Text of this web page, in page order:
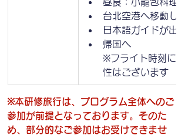
台北空港へ移動し
日本語ガイドが出
帰国へ
※フライト時刻によ
性はございます
※本研修旅行は、プログラム全体へのご
参加が前提となっております。そのた
め、部分的なご参加はお受けできませ